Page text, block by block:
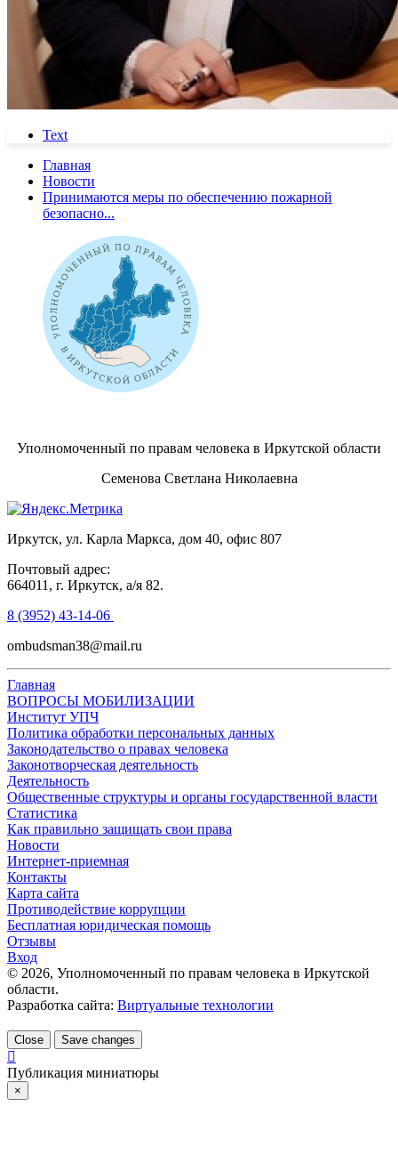
Text
Главная
Новости
Принимаются меры по обеспечению пожарной
безопасно...
Уполномоченный по правам человека в Иркутской области
Семенова Светлана Николаевна
Иркутск, ул. Карла Маркса, дом 40, офис 807
Почтовый адрес:
664011, г. Иркутск, а/я 82.
8 (3952) 43-14-06
ombudsman38@mail.ru
Главная
ВОПРОСЫ МОБИЛИЗАЦИИ
Институт УПЧ
Политика обработки персональных данных
Законодательство о правах человека
Законотворческая деятельность
Деятельность
Общественные структуры и органы государственной власти
Статистика
Как правильно защищать свои права
Новости
Интернет-приемная
Контакты
Карта сайта
Противодействие коррупции
Бесплатная юридическая помощь
Отзывы
Вход
© 2026, Уполномоченный по правам человека в Иркутской
области.
Разработка сайта: Виртуальные технологии
Close Save changes
Публикация миниатюры
×